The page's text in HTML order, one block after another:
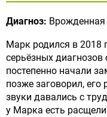
Диагноз:
Марк родился в 2018
серьёзных диагнозов
постепенно начали
позже заговорил, его
звуки давались с
у Марка есть